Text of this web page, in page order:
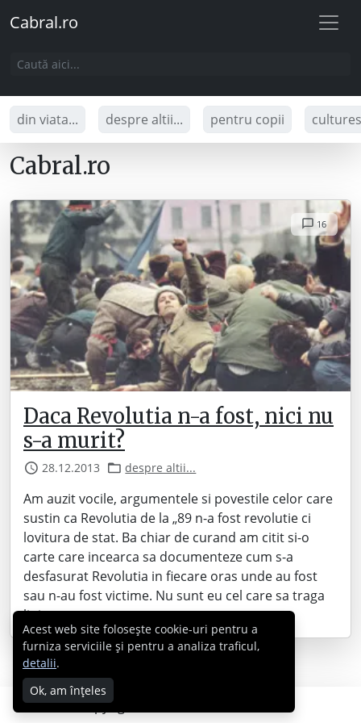
Cabral.ro
din viata... despre altii... pentru copii
Cabral.ro
16
Daca Revolutia n-a fost, nici nu
s-a murit?
28.12.2013 despre altii...
Am auzit vocile, argumentele si povestile celor care
sustin ca Revolutia de la „89 n-a fost revolutie ci
lovitura de stat. Ba chiar de curand am citit si-o
carte care incearca sa documenteze cum s-a
desfasurat Revolutia in fiecare oras unde au fost
sau n-au fost victime. Nu sunt eu cel care sa traga
linia…
Copyright © 2007 - 2026 Cabral.ro
Acest web site folosește cookie-uri pentru a
furniza serviciile și pentru a analiza traficul,
detalii.
Ok, am înțeles